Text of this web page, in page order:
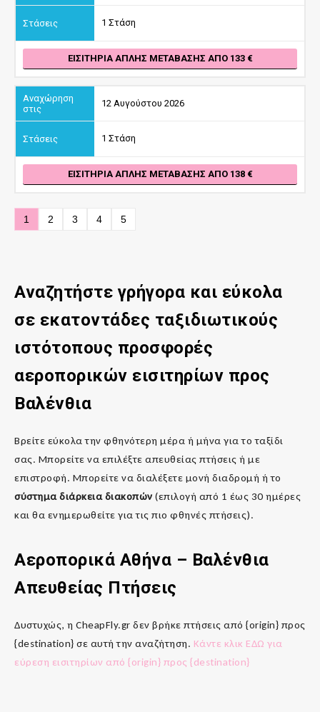
1 Στάση
ΕΙΣΙΤΉΡΙΑ ΑΠΛΉΣ ΜΕΤΆΒΑΣΗΣ ΑΠΌ 133
12 Αυγούστου 2026
1 Στάση
ΕΙΣΙΤΉΡΙΑ ΑΠΛΉΣ ΜΕΤΆΒΑΣΗΣ ΑΠΌ 138
1 2 3 4 5
Αναζητήστε γρήγορα και εύκολα
σε εκατοντάδες ταξιδιωτικούς
ιστότοπους προσφορές
αεροπορικών εισιτηρίων προς
Βαλένθια
Βρείτε εύκολα την φθηνότερη μέρα ή μήνα για το ταξίδι
σας. Μπορείτε να επιλέξτε απευθείας πτήσεις ή με
επιστροφή. Μπορείτε να διαλέξετε μονή διαδρομή ή το
σύστημα διάρκεια διακοπών (επιλογή από 1 έως 30 ημέρες
και θα ενημερωθείτε για τις πιο φθηνές πτήσεις).
Αεροπορικά Αθήνα – Βαλένθια
Απευθείας Πτήσεις
Δυστυχώς, η CheapFly.gr δεν βρήκε πτήσεις από {origin} προς
{destination} σε αυτή την αναζήτηση. Κάντε κλικ ΕΔΩ για
εύρεση εισιτηρίων από {origin} προς {destination}